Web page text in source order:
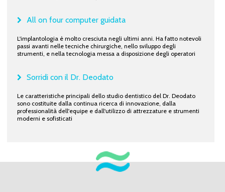
All on four computer guidata
L'implantologia è molto cresciuta negli ultimi anni. Ha fatto notevoli
passi avanti nelle tecniche chirurgiche, nello sviluppo degli
strumenti, e nella tecnologia messa a disposizione degli operatori
Sorridi con il Dr. Deodato
Le caratteristiche principali dello studio dentistico del Dr. Deodato
sono costituite dalla continua ricerca di innovazione, dalla
professionalità dell'equipe e dall'utilizzo di attrezzature e strumenti
moderni e sofisticati